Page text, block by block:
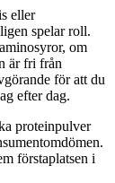
eller
spelar roll.
om
är fri från
för att du
efter dag.
proteinpulver
förstaplatsen i